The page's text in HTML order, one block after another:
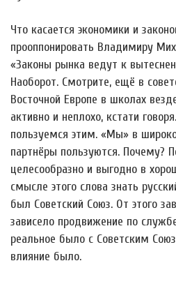
Что касается экономики и
прооппонировать Владимиру
«Законы рынка ведут к
Наоборот. Смотрите, ещё в
Восточной Европе в школах
активно и неплохо, кстати
пользуемся этим. «Мы» в
партнёры пользуются. Почему?
целесообразно и выгодно в
смысле этого слова знать
был Советский Союз. От этого
зависело продвижение по
реальное было с Советским
влияние было.